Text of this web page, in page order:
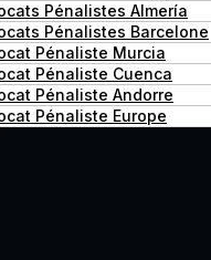
Pénalistes Almería
Pénalistes Barcelone
Pénaliste Murcia
Pénaliste Cuenca
Pénaliste Andorre
Pénaliste Europe